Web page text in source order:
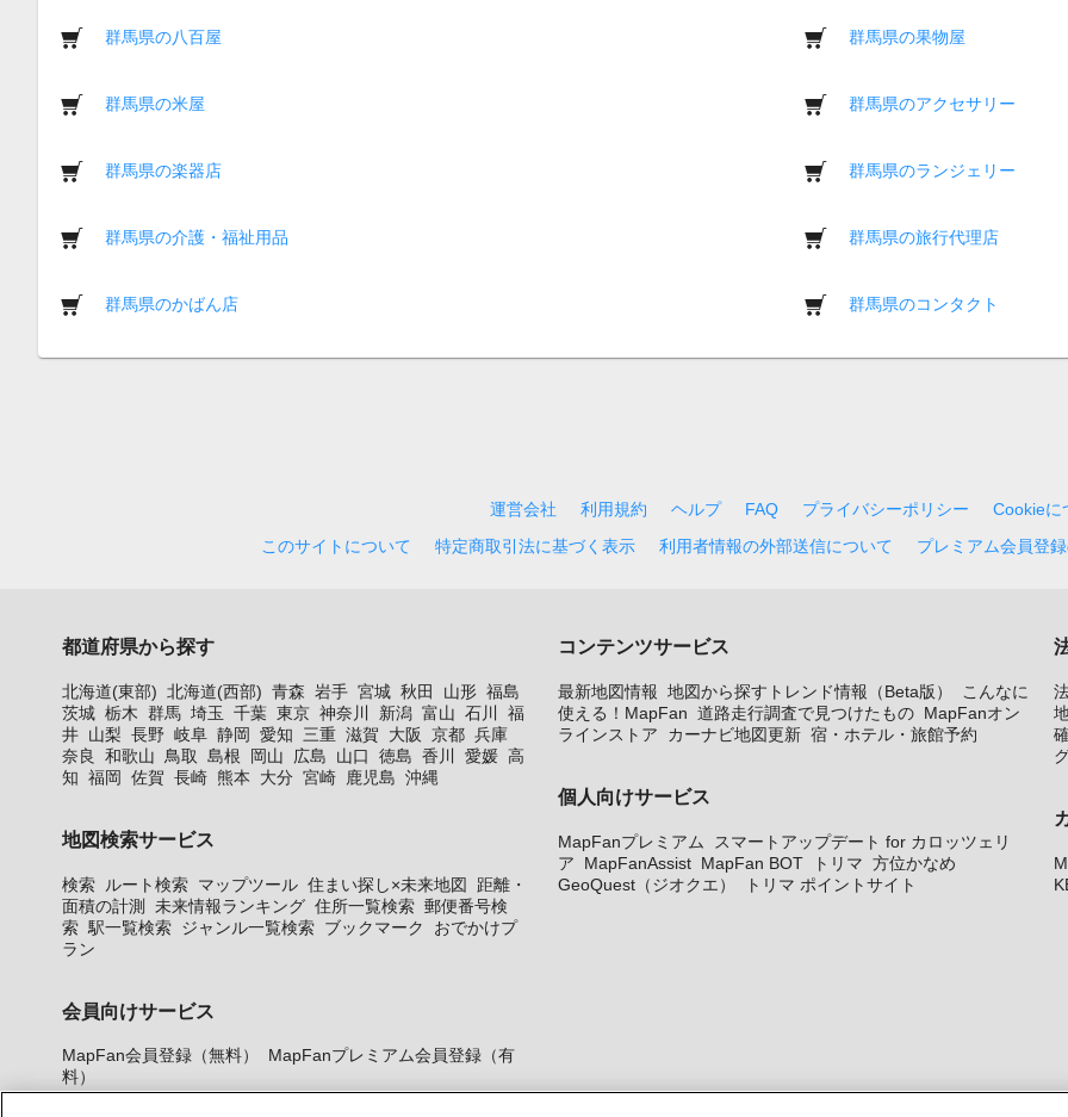
群馬県の八百屋 群馬県の果物屋
群馬県の米屋 群馬県のアクセサリー
群馬県の楽器店 群馬県のランジェリー
群馬県の介護・福祉用品 群馬県の旅行代理店
群馬県のかばん店 群馬県のコンタクト
運営会社 利用規約 ヘルプ FAQ プライバシーポリシー
Cookieに
このサイトについて
特定商取引法に基づく表示 利用者情報の外部送信について プレミアム会員登
都道府県から探す
北海道(東部) 北海道(西部) 青森 岩手 宮城 秋田 山形 福島
茨城 栃木 群馬 埼玉 千葉 東京 神奈川 新潟 富山 石川
福
井 山梨 長野 岐阜 静岡 愛知 三重 滋賀 大阪 京都 兵庫
奈良
和歌山 鳥取 島根 岡山 広島 山口 徳島 香川 愛媛 高
知 福岡 佐賀 長崎 熊本 大分 宮崎 鹿児島 沖縄
地図検索サービス
検索 ルート検索 マップツール 住まい探し×未来地図
距離・
面積の計測 未来情報ランキング 住所一覧検索 郵便番号検
索 駅一覧検索 ジャンル一覧検索 ブックマーク
おでかけプ
ラン
会員向けサービス
MapFan会員登録（無料）
MapFanプレミアム会員登録（有
料）
コンテンツサービス
最新地図情報 地図から探すトレンド情報（Beta版）
こんなに
使える！MapFan 道路走行調査で見つけたもの MapFanオン
ラインストア
カーナビ地図更新 宿・ホテル・旅館予約
個人向けサービス
MapFanプレミアム
スマートアップデート for カロッツェリ
ア
MapFanAssist MapFan BOT トリマ 方位かなめ
GeoQuest（ジオクエ）
トリマ ポイントサイト